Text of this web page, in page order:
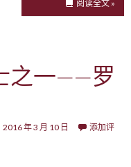
阅读全文 »
之一——罗
2016 年 3 月 10 日
添加评